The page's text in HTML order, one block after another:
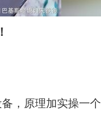
”过
市值蒸发
，原理加实操一个